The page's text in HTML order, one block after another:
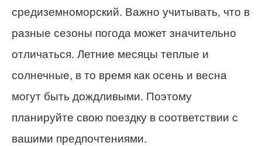
средиземноморский. Важно учитывать, что в
разные сезоны погода может значительно
отличаться. Летние месяцы теплые и
солнечные, в то время как осень и весна
могут быть дождливыми. Поэтому
планируйте свою поездку в соответствии с
вашими предпочтениями.